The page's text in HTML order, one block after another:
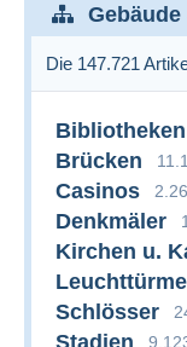
Die 147.721
Bibliotheken
Brücken
Casinos
Denkmäler
Kirchen u.
Leuchttürme
Schlösser
Stadien